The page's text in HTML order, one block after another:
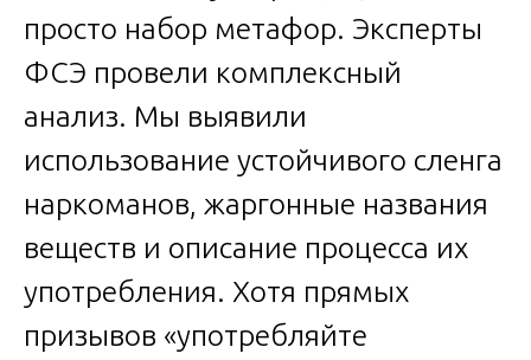
просто набор метафор. Эксперты
ФСЭ провели комплексный
анализ. Мы выявили
использование устойчивого сленга
наркоманов, жаргонные названия
веществ и описание процесса их
употребления. Хотя прямых
призывов «употребляйте